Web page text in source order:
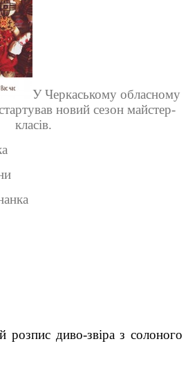
У Черкаському обласному
новий сезон майстер-
класів.
розпис диво-звіра з солоного